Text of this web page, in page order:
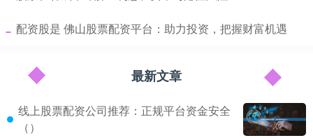
​配资股是 佛山股票配资平台：助力投资，把握财富机遇
最新文章
线上股票配资公司推荐：正规平台资金安全
（）